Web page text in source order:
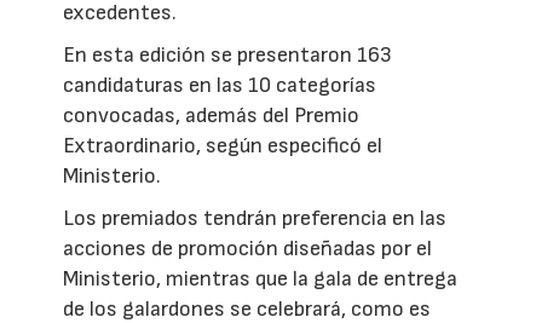
excedentes.
En esta edición se presentaron 163
candidaturas en las 10 categorías
convocadas, además del Premio
Extraordinario, según especificó el
Ministerio.
Los premiados tendrán preferencia en las
acciones de promoción diseñadas por el
Ministerio, mientras que la gala de entrega
de los galardones se celebrará, como es